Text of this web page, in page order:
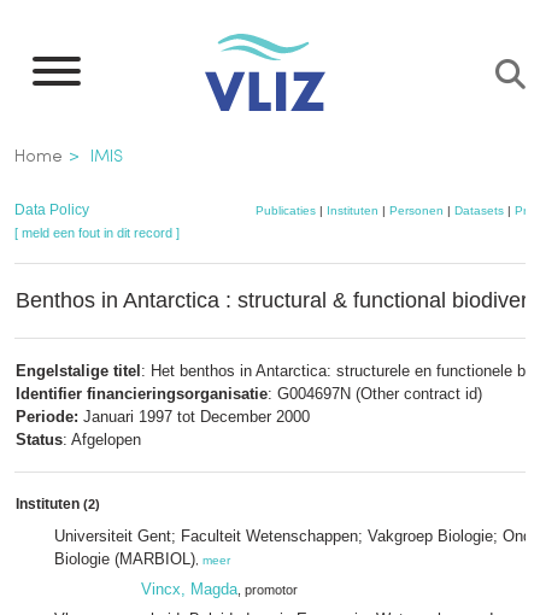
naar
inhoud
gaan
Kruimelpad
Home IMIS
Data Policy Publicaties| Instituten | Personen | Datasets|
[ meld een fout in dit record ]
Benthos in Antarctica : structural & functional
Engelstalige titel : Het benthos in Antarctica: structurele en functionele
Identifier financieringsorganisatie: G004697N (Other contract id)
Periode: Januari 1997 tot December 2000
Status: Afgelopen
Instituten (2)
Universiteit Gent; Faculteit Wetenschappen; Vakgroep Biologie;
Biologie (MARBIOL) meer
Vincx, Magda , promotor